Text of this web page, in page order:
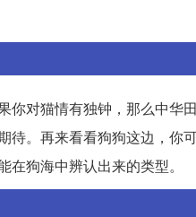
对猫情有独钟，那么中华
待。再来看看狗狗这边，
狗海中辨认出来的类型。